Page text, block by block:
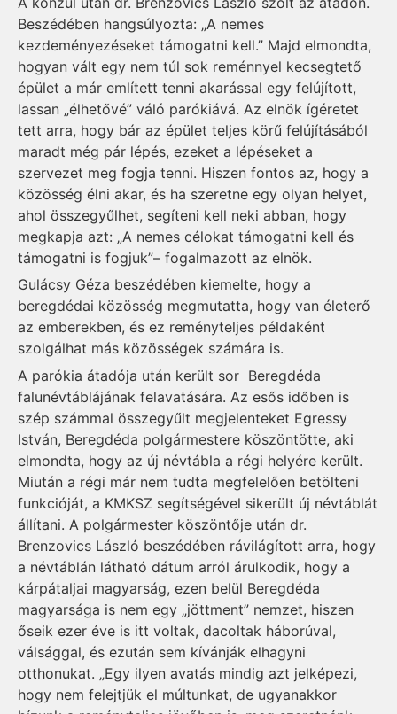
Beszédében hangsúlyozta: „A nemes
kezdeményezéseket támogatni kell.” Majd elmondta,
hogyan vált egy nem túl sok reménnyel kecsegtető
épület a már említett tenni akarással egy felújított,
lassan „élhetővé” váló parókiává. Az elnök ígéretet
tett arra, hogy bár az épület teljes körű felújításából
maradt még pár lépés, ezeket a lépéseket a
szervezet meg fogja tenni. Hiszen fontos az, hogy a
közösség élni akar, és ha szeretne egy olyan helyet,
ahol összegyűlhet, segíteni kell neki abban, hogy
megkapja azt: „A nemes célokat támogatni kell és
támogatni is fogjuk”– fogalmazott az elnök.
Gulácsy Géza beszédében kiemelte, hogy a
beregdédai közösség megmutatta, hogy van életerő
az emberekben, és ez reményteljes példaként
szolgálhat más közösségek számára is.
A parókia átadója után került sor Beregdéda
falunévtáblájának felavatására. Az esős időben is
szép számmal összegyűlt megjelenteket Egressy
István, Beregdéda polgármestere köszöntötte, aki
elmondta, hogy az új névtábla a régi helyére került.
Miután a régi már nem tudta megfelelően betölteni
funkcióját, a KMKSZ segítségével sikerült új névtáblát
állítani. A polgármester köszöntője után dr.
Brenzovics László beszédében rávilágított arra, hogy
a névtáblán látható dátum arról árulkodik, hogy a
kárpátaljai magyarság, ezen belül Beregdéda
magyarsága is nem egy „jöttment” nemzet, hiszen
őseik ezer éve is itt voltak, dacoltak háborúval,
válsággal, és ezután sem kívánják elhagyni
otthonukat. „Egy ilyen avatás mindig azt jelképezi,
hogy nem felejtjük el múltunkat, de ugyanakkor